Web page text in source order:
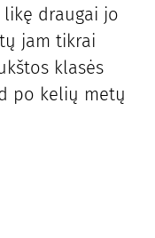
draugai jo
jam tikrai
klasės
po kelių metų